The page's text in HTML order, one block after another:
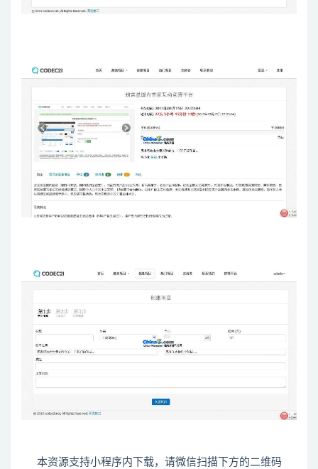
本资源支持小程序内下载，请微信扫描下方的二维码